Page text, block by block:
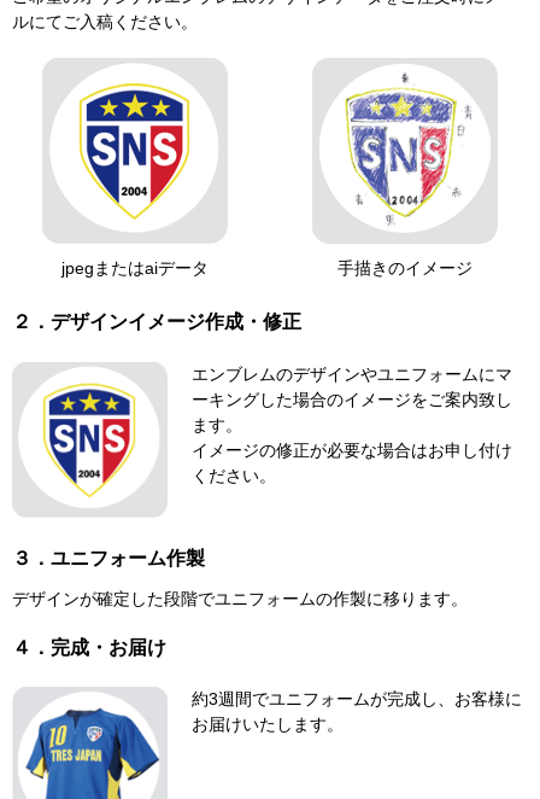
ルにてご入稿ください。
jpegまたはaiデータ 手描きのイメージ
２．デザインイメージ作成・修正
エンブレムのデザインやユニフォームにマ
ーキングした場合のイメージをご案内致し
ます。
イメージの修正が必要な場合はお申し付け
ください。
３．ユニフォーム作製
デザインが確定した段階でユニフォームの作製に移ります。
４．完成・お届け
約3週間でユニフォームが完成し、お客様に
お届けいたします。